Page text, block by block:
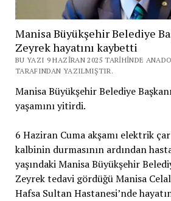
Manisa Büyükşehir Belediye
Zeyrek hayatını kaybetti
BU YAZI 9 HAZIRAN 2025 TARIHINDE
TARAFINDAN YAZILMIŞTIR.
Manisa Büyükşehir Belediye
yaşamını yitirdi.
6 Haziran Cuma akşamı elektrik
kalbinin durmasının ardından
yaşındaki Manisa Büyükşehir
Zeyrek tedavi gördüğü Manisa
Hafsa Sultan Hastanesi’nde